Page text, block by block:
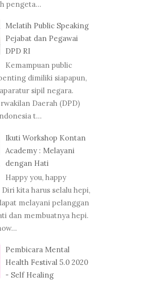
pengeta...
Melatih Public Speaking
Pejabat dan Pegawai
DPD RI
Kemampuan public
dimiliki siapapun,
sipil negara.
Daerah (DPD)
t...
Ikuti Workshop Kontan
Academy : Melayani
dengan Hati
Happy you, happy
kita harus selalu hepi,
melayani pelanggan
dan membuatnya hepi.
Pembicara Mental
Health Festival 5.0 2020
- Self Healing